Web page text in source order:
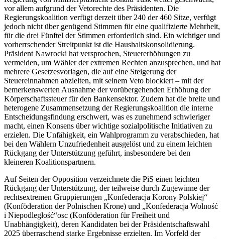
vor allem aufgrund der Vetorechte des Präsidenten. Die
Regierungskoalition verfügt derzeit über 240 der 460 Sitze, verfügt
jedoch nicht über genügend Stimmen für eine qualifizierte Mehrheit,
für die drei Fünftel der Stimmen erforderlich sind. Ein wichtiger und
vorherrschender Streitpunkt ist die Haushaltskonsolidierung.
Präsident Nawrocki hat versprochen, Steuererhöhungen zu
vermeiden, um Wähler der extremen Rechten anzusprechen, und hat
mehrere Gesetzesvorlagen, die auf eine Steigerung der
Steuereinnahmen abzielten, mit seinem Veto blockiert – mit der
bemerkenswerten Ausnahme der vorübergehenden Erhöhung der
Körperschaftssteuer für den Bankensektor. Zudem hat die breite und
heterogene Zusammensetzung der Regierungskoalition die interne
Entscheidungsfindung erschwert, was es zunehmend schwieriger
macht, einen Konsens über wichtige sozialpolitische Initiativen zu
erzielen. Die Unfähigkeit, ein Wahlprogramm zu verabschieden, hat
bei den Wählern Unzufriedenheit ausgelöst und zu einem leichten
Rückgang der Unterstützung geführt, insbesondere bei den
kleineren Koalitionspartnern.
Auf Seiten der Opposition verzeichnete die PiS einen leichten
Rückgang der Unterstützung, der teilweise durch Zugewinne der
rechtsextremen Gruppierungen „Konfederacja Korony Polskiej“
(Konföderation der Polnischen Krone) und „Konfederacja Wolność
i Niepodległość“osc (Konföderation für Freiheit und
Unabhängigkeit), deren Kandidaten bei der Präsidentschaftswahl
2025 überraschend starke Ergebnisse erzielten. Im Vorfeld der